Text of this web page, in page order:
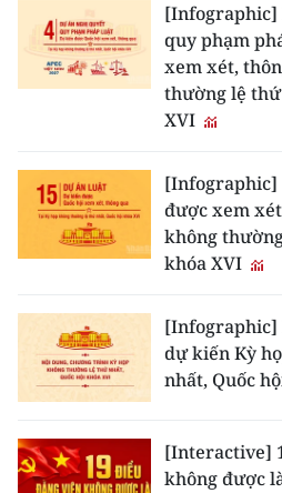
Infographic
Trung du và miền núi phía
Đồng bằng sông Hồng
Duyên hải Nam Trung Bộ và
Nguyên
Đồng bằng sông Cửu Long
[Infographic]
quy phạm
xem xét,
thường lệ
XVI
[Infographic]
được xem
không
khóa XVI
[Infographic]
dự kiến Kỳ
nhất, Quốc
[Interactive]
không được